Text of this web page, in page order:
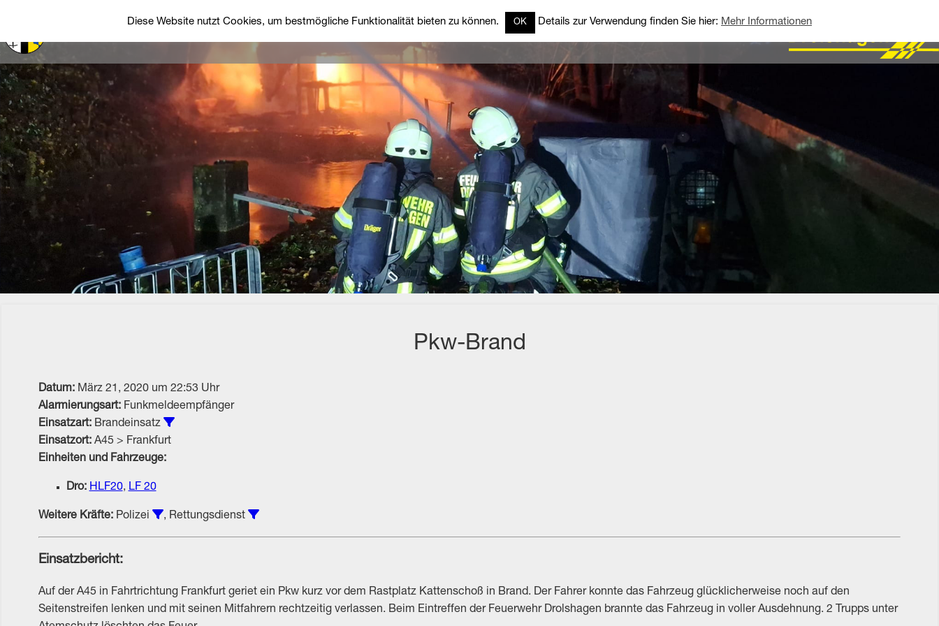
Startseite Über uns Einsätze Fahrzeuge
Pkw-Brand
Datum:März 21, 2020 um 22:53 Uhr
Alarmierungsart:Funkmeldeempfänger
Einsatzart:Brandeinsatz
Alle Einsätze vom Typ Brandeinsatz anzeigen
Einsatzort:A45 > Frankfurt
Einheiten und Fahrzeuge:
Dro: HLF20, LF 20
Weitere Kräfte:Polizei Einsätze unter Beteiligung von Polizei anzeigen
, Rettungsdienst Einsätze unter Beteiligung von Rettungsdienst anzeigen
Einsatzbericht:
Auf der A45 in Fahrtrichtung Frankfurt geriet ein Pkw kurz vor dem Rastplatz Kattenschoß in Brand. Der Fahrer konnte das Fahrzeug glücklicherweise noch auf den
Seitenstreifen lenken und mit seinen Mitfahrern rechtzeitig verlassen. Beim Eintreffen der Feuerwehr Drolshagen brannte das Fahrzeug in voller Ausdehnung. 2 Trupps unter
Diese Website nutzt Cookies, um bestmögliche Funktionalität bieten zu können. OK Details zur Verwendung finden Sie hier: Mehr Informationen